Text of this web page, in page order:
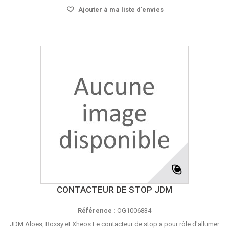
Ajouter à ma liste d'envies
CONTACTEUR DE STOP JDM
Référence : OG1006834
JDM Aloes, Roxsy et Xheos Le contacteur de stop a pour rôle d'allumer